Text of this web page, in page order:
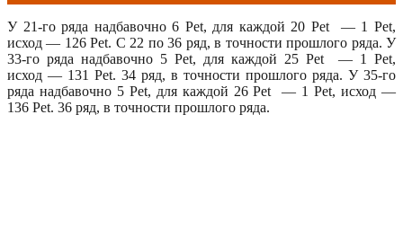
У 21-го ряда надбавочно 6 Pet, для каждой 20 Pet — 1 Pet,
исход — 126 Pet. С 22 по 36 ряд, в точности прошлого ряда. У
33-го ряда надбавочно 5 Pet, для каждой 25 Pet — 1 Pet,
исход — 131 Pet. 34 ряд, в точности прошлого ряда. У 35-го
ряда надбавочно 5 Pet, для каждой 26 Pet — 1 Pet, исход —
136 Pet. 36 ряд, в точности прошлого ряда.